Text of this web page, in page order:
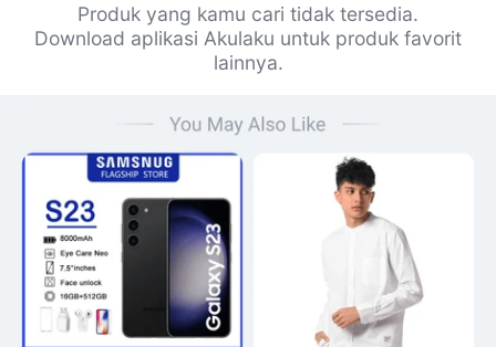
Produk yang kamu cari tidak tersedia.
Download aplikasi Akulaku untuk produk favorit
lainnya.